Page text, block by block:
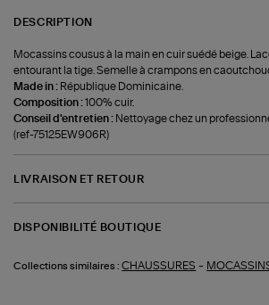
DESCRIPTION
Mocassins cousus à la main en cuir suédé beige.
entourant la tige. Semelle à crampons en
Made in : République Dominicaine.
Composition :100% cuir.
Conseil d'entretien : Nettoyage chez un
(ref-75125EW906R)
LIVRAISON ET RETOUR
DISPONIBILITÉ BOUTIQUE
Collections similaires : CHAUSSURES -